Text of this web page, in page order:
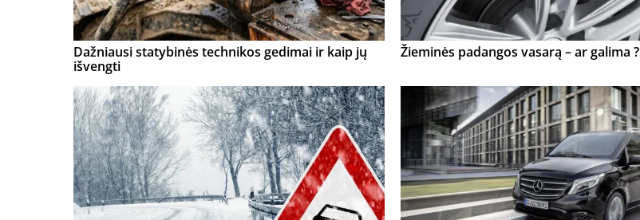
Dažniausi statybinės technikos gedimai ir kaip jų
išvengti
Žieminės padangos vasarą – ar galima ?